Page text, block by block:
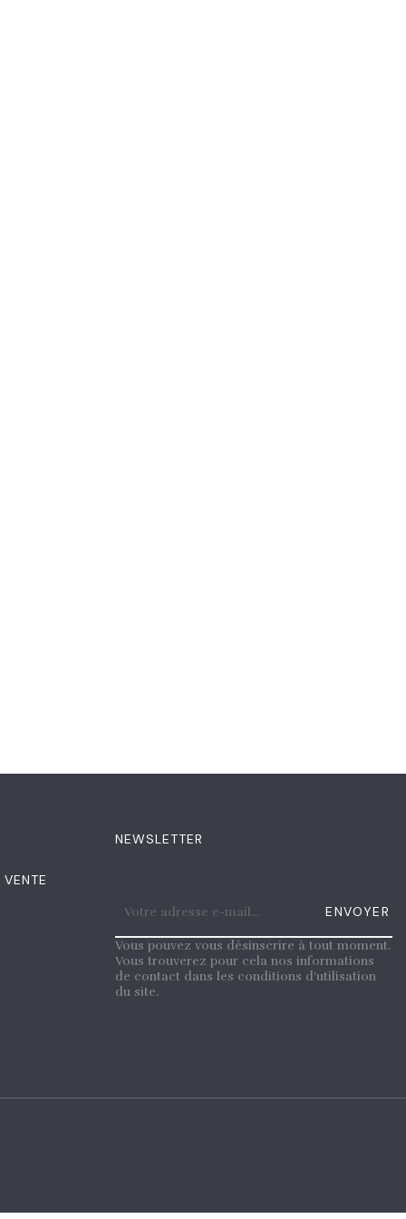
NEWSLETTER
ENVOYER
Vous pouvez vous désinscrire à tout moment.
Vous trouverez pour cela nos informations
de contact dans les conditions d'utilisation
du site.